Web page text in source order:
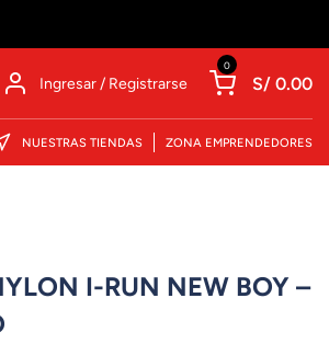
Ingresar / Registrarse
0
S/ 0.00
NUESTRAS TIENDAS ZONA EMPRENDEDORES
I-RUN NEW BOY –